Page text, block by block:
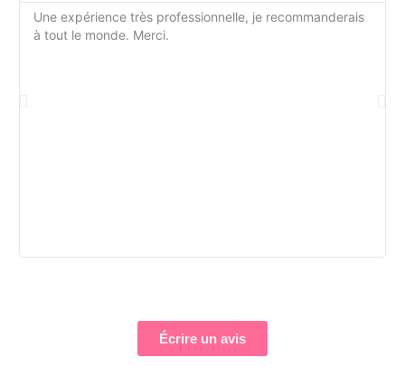
Une expérience très professionnelle, je recommanderais
à tout le monde. Merci.
Écrire un avis